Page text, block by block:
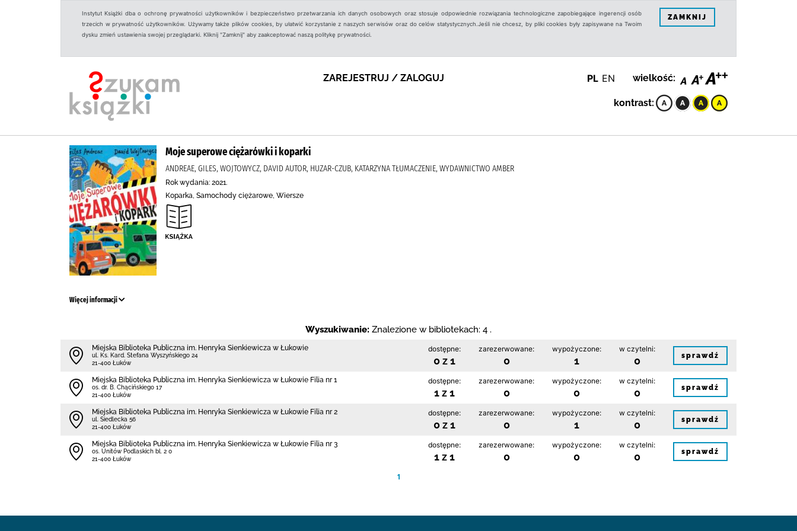
Instytut Książki dba o ochronę prywatności użytkowników i bezpieczeństwo przetwarzania ich danych osobowych oraz stosuje odpowiednie rozwiązania technologiczne zapobiegające ingerencji osób
trzecich w prywatność użytkowników. Używamy także plików cookies, by ułatwić korzystanie z naszych serwisów oraz do celów statystycznych.Jeśli nie chcesz, by pliki cookies były zapisywane na Twoim
dysku zmień ustawienia swojej przeglądarki. Kliknij "Zamknij" aby zaakceptować naszą politykę prywatności.
ZAMKNIJ
ZAREJESTRUJ / ZALOGUJ PL EN wielkość:
kontrast:
Moje superowe ciężarówki i koparki
ANDREAE, GILES, WOJTOWYCZ, DAVID AUTOR, HUZAR-CZUB, KATARZYNA TŁUMACZENIE, WYDAWNICTWO AMBER
Rok wydania: 2021.
Koparka, Samochody ciężarowe, Wiersze
Więcej informacji
Wyszukiwanie: Znalezione w bibliotekach: 4 .
Miejska Biblioteka Publiczna im. Henryka Sienkiewicza w Łukowie
ul. Ks. Kard. Stefana Wyszyńskiego 24
21-400 Łuków
dostępne:
0 z 1
zarezerwowane:
0
wypożyczone:
1
w czytelni:
0 sprawdź
Miejska Biblioteka Publiczna im. Henryka Sienkiewicza w Łukowie Filia nr 1
os. dr. B. Chącińskiego 17
21-400 Łuków
dostępne:
1 z 1
zarezerwowane:
0
wypożyczone:
0
w czytelni:
0 sprawdź
Miejska Biblioteka Publiczna im. Henryka Sienkiewicza w Łukowie Filia nr 2
ul. Siedlecka 56
21-400 Łuków
dostępne:
0 z 1
zarezerwowane:
0
wypożyczone:
1
w czytelni:
0 sprawdź
Miejska Biblioteka Publiczna im. Henryka Sienkiewicza w Łukowie Filia nr 3
os. Unitów Podlaskich bl. 2 0
21-400 Łuków
dostępne:
1 z 1
zarezerwowane:
0
wypożyczone:
0
w czytelni:
0 sprawdź
1